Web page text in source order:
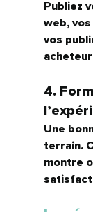
Publiez
web,
vos
4.
Une
terrain.
montre